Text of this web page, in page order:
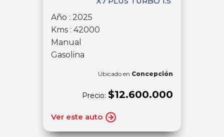
Año : 2025
Kms : 42000
Manual
Gasolina
Ubicado en Concepción
Precio: $12.600.000
Ver este auto